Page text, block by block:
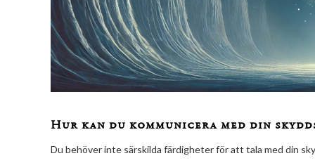
Hur kan du kommunicera med din
Du behöver inte särskilda färdigheter för att tala med din